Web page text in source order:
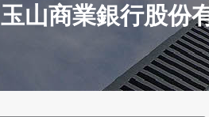
玉山商業銀行股份